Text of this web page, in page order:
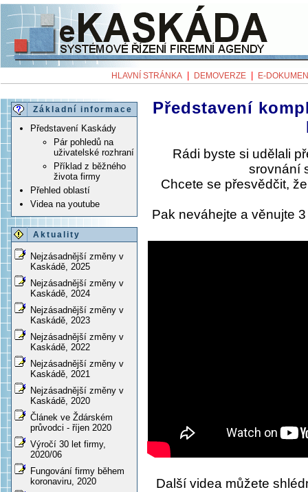
HLAVNÍ STRÁNKA DEMOVERZE E-
Základní informace
Představení Kaskády
Pár pohledů na
uživatelské rozhraní
Příklad z běžného
života firmy
Přehled oblastí
Videa na youtube
Aktuality
Nejzásadnější změny v
Kaskádě, 2025
Nejzásadnější změny v
Kaskádě, 2024
Nejzásadnější změny v
Kaskádě, 2023
Nejzásadnější změny v
Kaskádě, 2022
Nejzásadnější změny v
Kaskádě, 2021
Nejzásadnější změny v
Kaskádě, 2020
Článek ve Ždárském
průvodci - říjen 2020
Výročí 30 let firmy,
2020/06
Fungování firmy během
koronaviru, 2020
Představení
Rádi byste si udělali
srovnání
Chcete se přesvědčit,
Pak neváhejte a věnujte
Další videa můžete